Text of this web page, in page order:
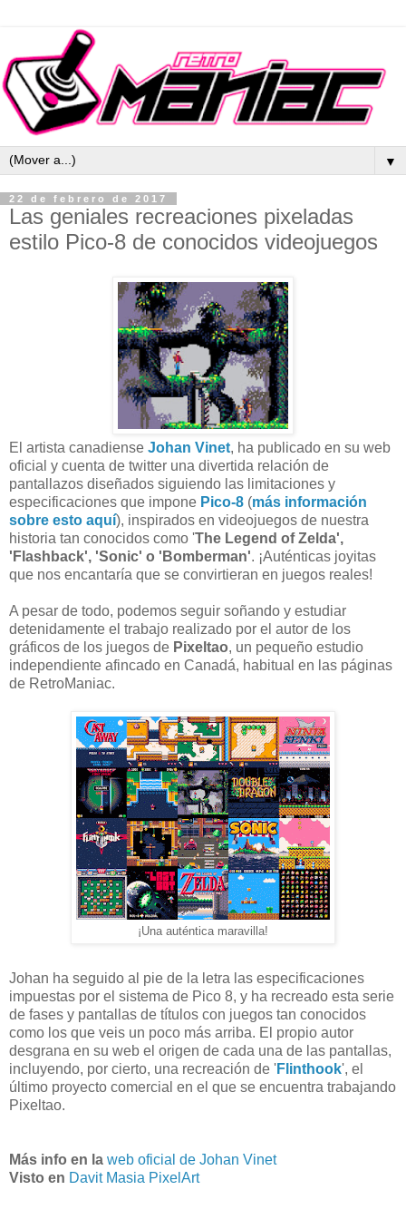
▼
22 de febrero de 2017
Las geniales recreaciones pixeladas
estilo Pico-8 de conocidos videojuegos
El artista canadiense Johan Vinet, ha publicado en su web
oficial y cuenta de twitter una divertida relación de
pantallazos diseñados siguiendo las limitaciones y
especificaciones que impone Pico-8 (más información
sobre esto aquí), inspirados en videojuegos de nuestra
historia tan conocidos como 'The Legend of Zelda',
'Flashback', 'Sonic' o 'Bomberman'. ¡Auténticas joyitas
que nos encantaría que se convirtieran en juegos reales!
A pesar de todo, podemos seguir soñando y estudiar
detenidamente el trabajo realizado por el autor de los
gráficos de los juegos de Pixeltao, un pequeño estudio
independiente afincado en Canadá, habitual en las páginas
de RetroManiac.
¡Una auténtica maravilla!
Johan ha seguido al pie de la letra las especificaciones
impuestas por el sistema de Pico 8, y ha recreado esta serie
de fases y pantallas de títulos con juegos tan conocidos
como los que veis un poco más arriba. El propio autor
desgrana en su web el origen de cada una de las pantallas,
incluyendo, por cierto, una recreación de 'Flinthook', el
último proyecto comercial en el que se encuentra trabajando
Pixeltao.
Más info en la web oficial de Johan Vinet
Visto en Davit Masia PixelArt